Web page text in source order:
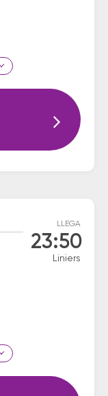
LLEGA
23:50
Liniers